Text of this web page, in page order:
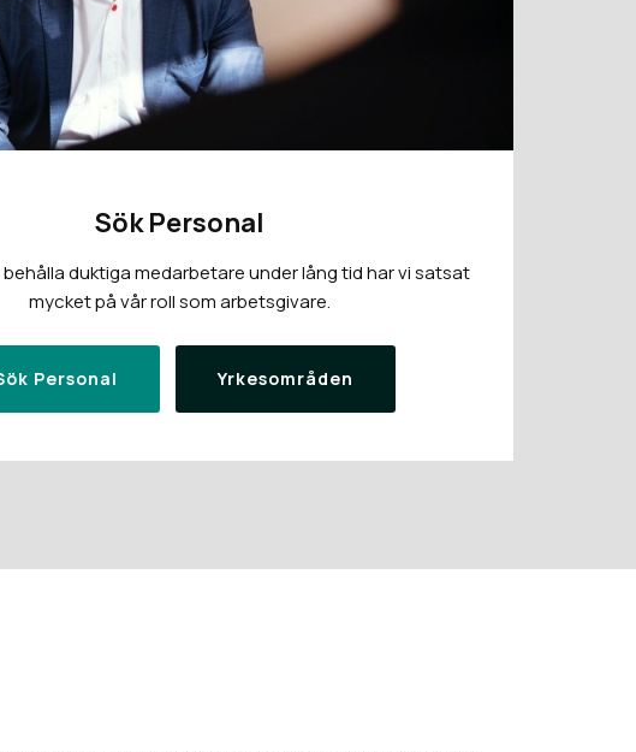
Sök Personal
duktiga medarbetare under lång tid har vi satsat
mycket på vår roll som arbetsgivare.
Personal Yrkesområden